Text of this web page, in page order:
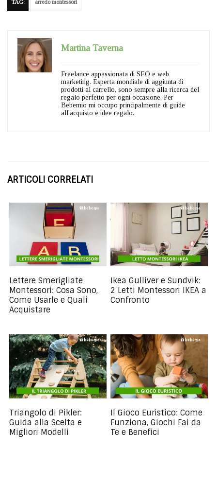
TAG: arredo montessori
Martina Taverna
Freelance appassionata di SEO e web
marketing. Esperta mondiale di aggiunta di
prodotti al carrello, sono sempre alla ricerca del
regalo perfetto per ogni occasione. Per
Bebemio mi occupo principalmente di guide
all'acquisto e idee regalo.
ARTICOLI CORRELATI
Lettere Smerigliate
Montessori: Cosa Sono,
Come Usarle e Quali
Acquistare
Ikea Gulliver e Sundvik:
2 Letti Montessori IKEA a
Confronto
Triangolo di Pikler:
Guida alla Scelta e
Migliori Modelli
Il Gioco Euristico: Come
Funziona, Giochi Fai da
Te e Benefici